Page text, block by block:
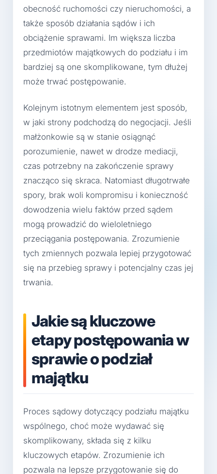
obecność ruchomości czy nieruchomości, a
także sposób działania sądów i ich
obciążenie sprawami. Im większa liczba
przedmiotów majątkowych do podziału i im
bardziej są one skomplikowane, tym dłużej
może trwać postępowanie.
Kolejnym istotnym elementem jest sposób,
w jaki strony podchodzą do negocjacji. Jeśli
małżonkowie są w stanie osiągnąć
porozumienie, nawet w drodze mediacji,
czas potrzebny na zakończenie sprawy
znacząco się skraca. Natomiast długotrwałe
spory, brak woli kompromisu i konieczność
dowodzenia wielu faktów przed sądem
mogą prowadzić do wieloletniego
przeciągania postępowania. Zrozumienie
tych zmiennych pozwala lepiej przygotować
się na przebieg sprawy i potencjalny czas jej
trwania.
Jakie są kluczowe
etapy postępowania w
sprawie o podział
majątku
Proces sądowy dotyczący podziału majątku
wspólnego, choć może wydawać się
skomplikowany, składa się z kilku
kluczowych etapów. Zrozumienie ich
pozwala na lepsze przygotowanie się do